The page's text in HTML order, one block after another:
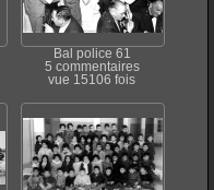
Bal police 61
5 commentaires
vue 15106 fois